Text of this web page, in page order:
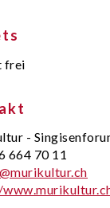
frei
-
664 70 11